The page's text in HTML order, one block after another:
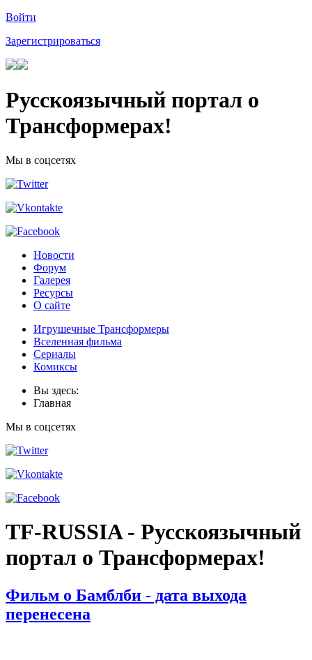
Войти
Зарегистрироваться
Русскоязычный портал о
Трансформерах!
Мы в соцсетях
Новости
Форум
Галерея
Ресурсы
О сайте
Игрушечные Трансформеры
Вселенная фильма
Сериалы
Комиксы
Вы здесь:
Главная
Мы в соцсетях
TF-RUSSIA - Русскоязычный
портал о Трансформерах!
Фильм о Бамблби - дата выхода
перенесена